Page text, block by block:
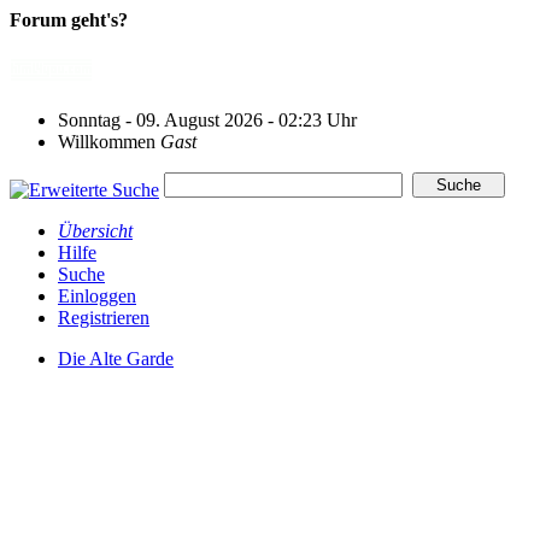
Forum geht's?
Sonntag - 09. August 2026 - 02:23 Uhr
Willkommen Gast
Übersicht
Hilfe
Suche
Einloggen
Registrieren
Die Alte Garde